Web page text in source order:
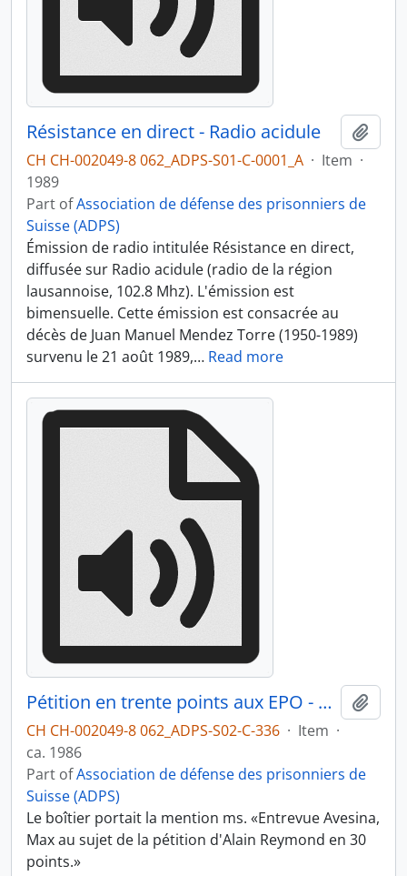
Résistance en direct - Radio acidule
CH CH-002049-8 062_ADPS-S01-C-0001_A · Item ·
1989
Part ofAssociation de défense des prisonniers de
Suisse (ADPS)
Émission de radio intitulée Résistance en direct,
diffusée sur Radio acidule (radio de la région
lausannoise, 102.8 Mhz). L'émission est
bimensuelle. Cette émission est consacrée au
décès de Juan Manuel Mendez Torre (1950-1989)
survenu le 21 août 1989,… Read more
Pétition en trente points aux EPO - émission sur Radio Zones
CH CH-002049-8 062_ADPS-S02-C-336 · Item ·
ca. 1986
Part ofAssociation de défense des prisonniers de
Suisse (ADPS)
Le boîtier portait la mention ms. «Entrevue Avesina,
Max au sujet de la pétition d'Alain Reymond en 30
points.»